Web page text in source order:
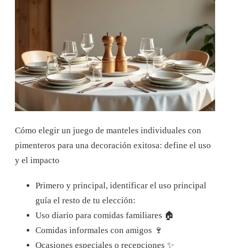
Cómo elegir un juego de manteles individuales con
pimenteros para una decoración exitosa: define el uso
y el impacto
Primero y principal, identificar el uso principal
guía el resto de tu elección:
Uso diario para comidas familiares 🏠
Comidas informales con amigos 🍷
Ocasiones especiales o recepciones ✨